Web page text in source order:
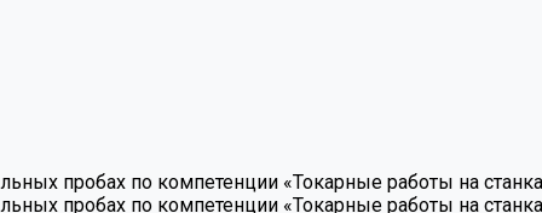
пробах по компетенции «Токарные работы на
пробах по компетенции «Токарные работы на